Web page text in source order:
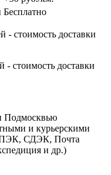
Бесплатно
- стоимость доставки
- стоимость доставки
Подмосквью
и курьерскими
СДЭК, Почта
и др.)